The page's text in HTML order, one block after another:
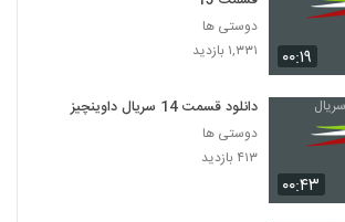
۰۰:۱۹
دوستی ها
۱,۳۳۱ بازدید
۰۰:۴۳
دانلود قسمت 14 سریال داوینچیز
دوستی ها
۴۱۳ بازدید